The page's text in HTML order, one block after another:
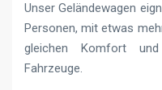
Unser Geländewagen
Personen, mit etwas
gleichen Komfort
Fahrzeuge.